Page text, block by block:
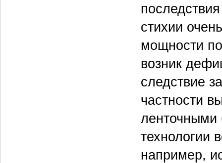
стихии
мощности
возник
следствие
частности
ленточными
технологии
например,